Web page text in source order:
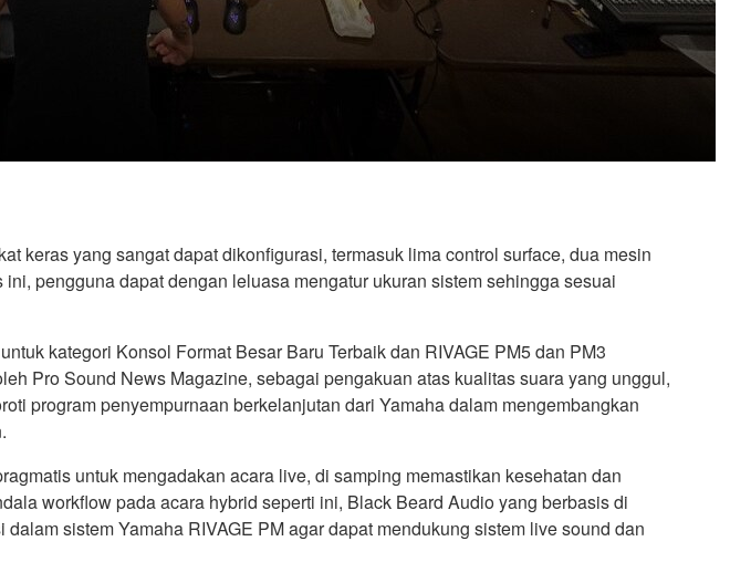
keras yang sangat dapat dikonfigurasi, termasuk lima control surface, dua mesin
pengguna dapat dengan leluasa mengatur ukuran sistem sehingga sesuai
kategori Konsol Format Besar Baru Terbaik dan RIVAGE PM5 dan PM3
Pro Sound News Magazine, sebagai pengakuan atas kualitas suara yang unggul,
program penyempurnaan berkelanjutan dari Yamaha dalam mengembangkan
untuk mengadakan acara live, di samping memastikan kesehatan dan
workflow pada acara hybrid seperti ini, Black Beard Audio yang berbasis di
sistem Yamaha RIVAGE PM agar dapat mendukung sistem live sound dan